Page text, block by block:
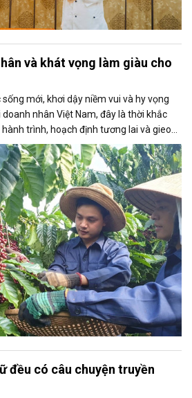
và khát vọng làm giàu cho
mới, khơi dậy niềm vui và hy vọng
nhân Việt Nam, đây là thời khắc
trình, hoạch định tương lai và gieo
lớn lao. Như những nụ hoa rực rỡ, ước
công cá nhân mà còn góp phần vì
phồn vinh, vững vàng bước kỷ nguyên
của dân tộc.
đều có câu chuyện truyền